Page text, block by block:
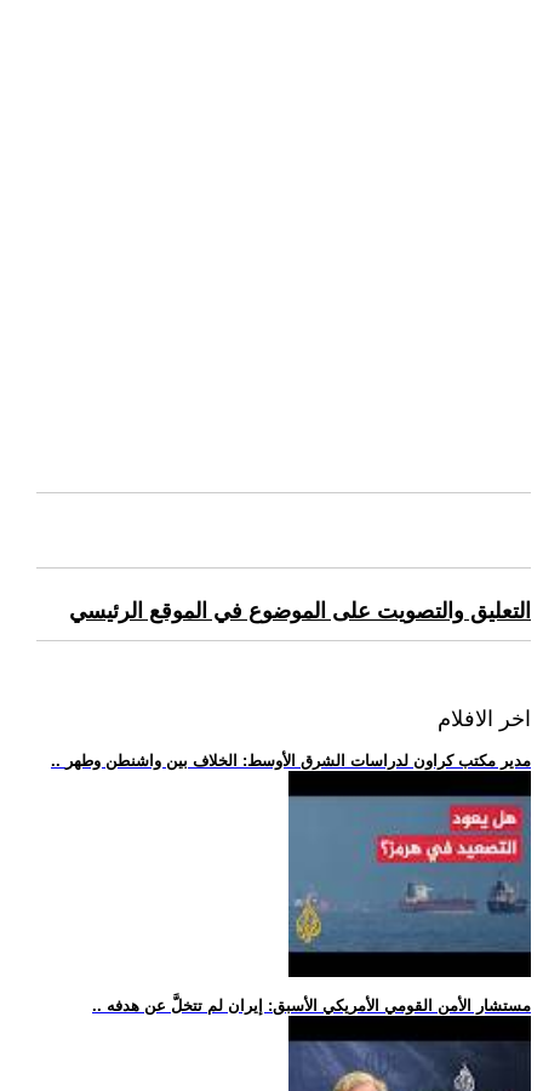
التعليق والتصويت على الموضوع في الموقع الرئيسي
اخر الافلام
.. مدير مكتب كراون لدراسات الشرق الأوسط: الخلاف بين واشنطن وطهر
.. مستشار الأمن القومي الأمريكي الأسبق: إيران لم تتخلَّ عن هدفه